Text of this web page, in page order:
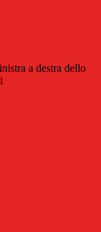
a destra dello